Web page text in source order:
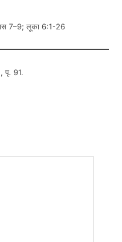
7–9; लूका 6:1-26
पृ. 91.